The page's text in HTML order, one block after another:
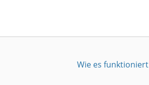
Wie es funktioniert